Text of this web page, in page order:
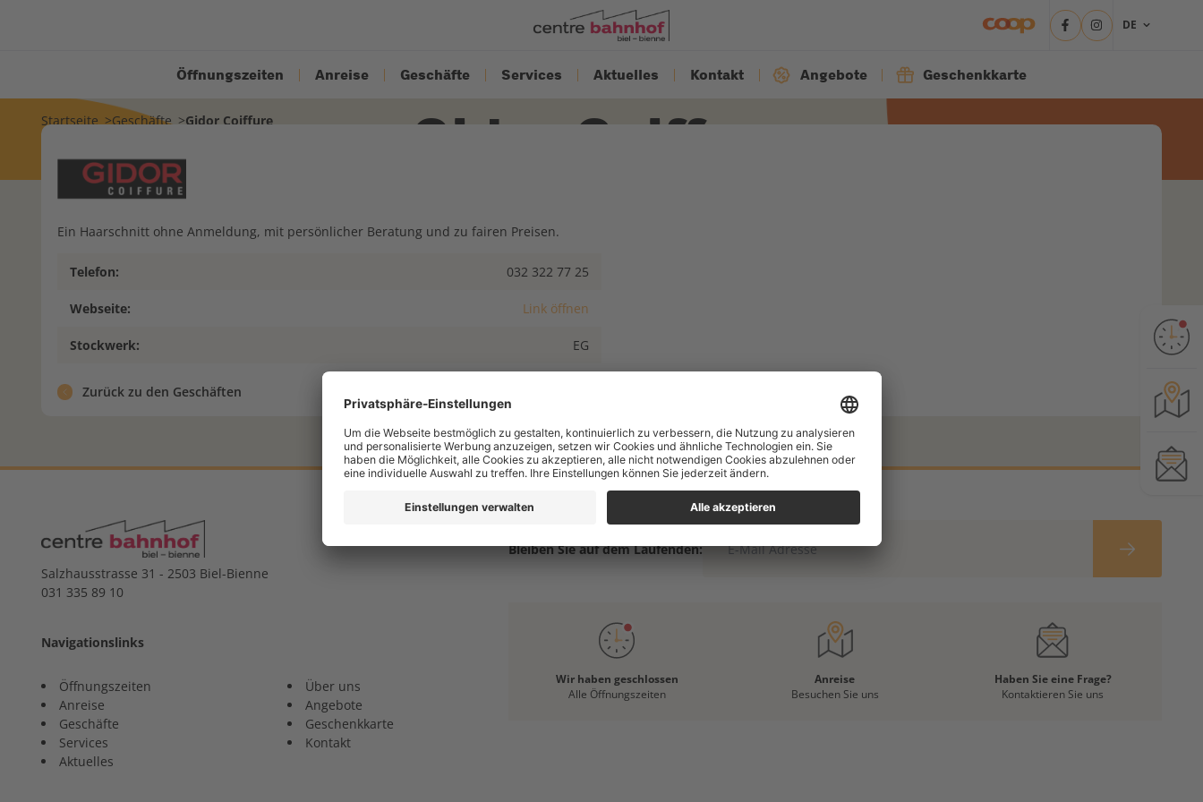
DE
Öffnungszeiten Anreise Geschäfte Services Aktuelles Kontakt Angebote Geschenkkarte
Startseite Geschäfte Gidor Coiffure Gidor Coiffure
Ein Haarschnitt ohne Anmeldung, mit persönlicher Beratung und zu fairen Preisen.
Telefon: 032 322 77 25
Webseite: Link öffnen
Stockwerk: EG
Zurück zu den Geschäften
Salzhausstrasse 31 - 2503 Biel-Bienne
031 335 89 10
Navigationslinks
Öffnungszeiten
Anreise
Geschäfte
Services
Aktuelles
Über uns
Angebote
Geschenkkarte
Kontakt
Bleiben Sie auf dem Laufenden:
Wir haben geschlossen
Alle Öffnungszeiten
Anreise
Besuchen Sie uns
Haben Sie eine Frage?
Kontaktieren Sie uns